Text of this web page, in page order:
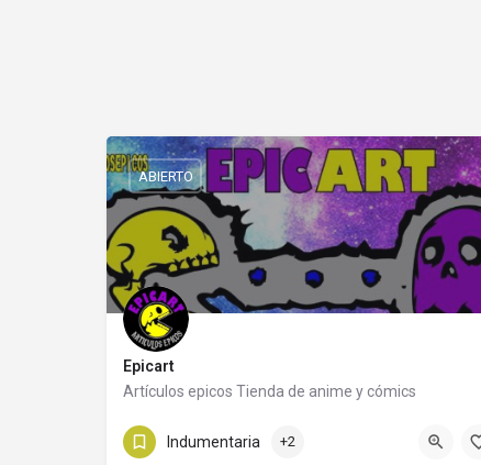
Epicart
Artículos epicos Tienda de anime y cómics
3548411967
ABIERTO
Indumentaria +2